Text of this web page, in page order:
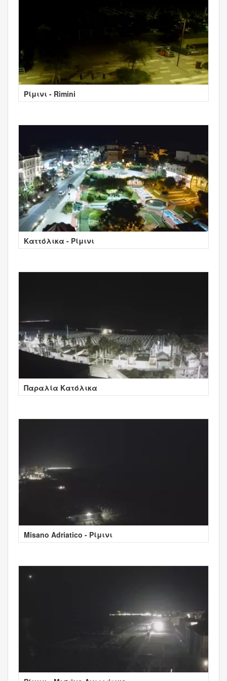
Ρίμινι - Rimini
Καττόλικα - Ρίμινι
Παραλία Κατόλικα
Misano Adriatico - Ρίμινι